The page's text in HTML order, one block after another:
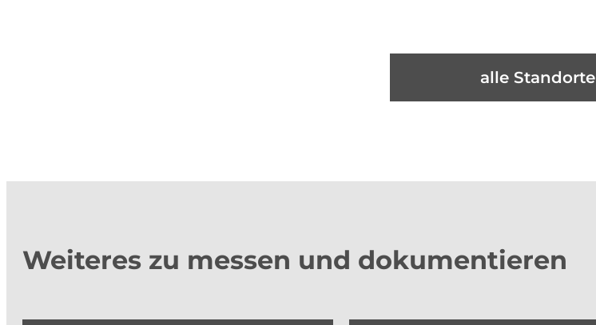
alle Standorte
Weiteres zu messen und dokumentieren